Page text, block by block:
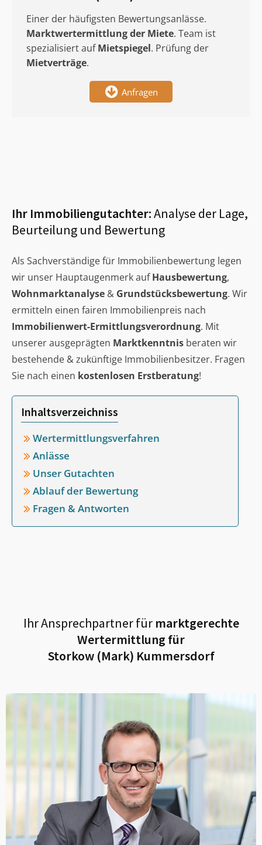
Einer der häufigsten Bewertungsanlässe.
Marktwertermittlungder Miete. Team ist
spezialisiert aufMietspiegel. Prüfung der
Mietverträge.
Anfragen
Ihr Immobiliengutachter:Analyse der Lage,
Beurteilung und Bewertung
Als Sachverständige für Immobilienbewertung legen
wir unser Hauptaugenmerk aufHausbewertung,
Wohnmarktanalyse & Grundstücksbewertung. Wir
ermitteln einen fairen Immobilienpreis nach
Immobilienwert-Ermittlungsverordnung. Mit
unserer ausgeprägten Marktkenntnis beraten wir
bestehende & zukünftige Immobilienbesitzer. Fragen
Sie nach einen kostenlosen Erstberatung!
Inhaltsverzeichniss
Wertermittlungsverfahren
Anlässe
Unser Gutachten
Ablauf der Bewertung
Fragen & Antworten
Ihr Ansprechpartner fürmarktgerechte
Wertermittlung für
Storkow (Mark) Kummersdorf